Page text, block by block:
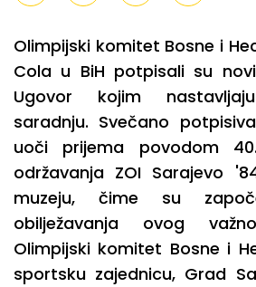
Olimpijski komitet Bosne i
Cola u BiH potpisali su
Ugovor kojim
saradnju. Svečano
uoči prijema povodom
održavanja ZOI Sarajevo
muzeju, čime su
obilježavanja ovog
Olimpijski komitet Bosne i
sportsku zajednicu, Grad